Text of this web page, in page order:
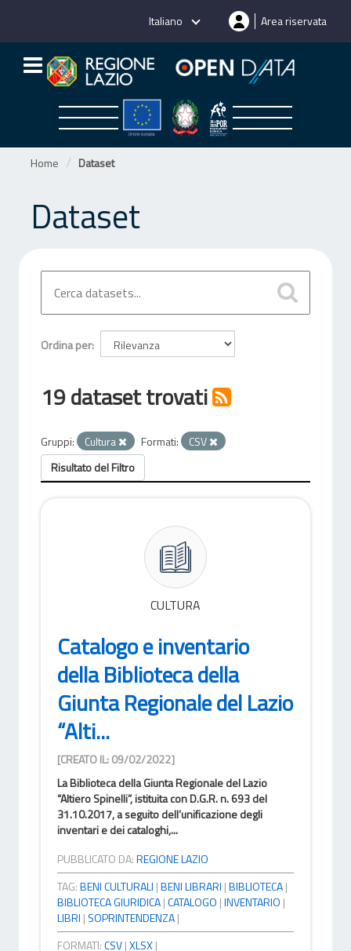
Italiano Area riservata
Home Dataset
Dataset
Ordina per
19 dataset trovati
Gruppi: Cultura Formati:
CSV
Risultato del Filtro
CULTURA
Catalogo e inventario
della Biblioteca della
Giunta Regionale del Lazio
“Alti...
[CREATO IL: 09/02/2022]
La Biblioteca della Giunta Regionale del Lazio
“Altiero Spinelli”, istituita con D.G.R. n. 693 del
31.10.2017, a seguito dell’unificazione degli
inventari e dei cataloghi,...
PUBBLICATO DA:REGIONE LAZIO
TAG:BENI CULTURALI |BENI LIBRARI |BIBLIOTECA|
BIBLIOTECA GIURIDICA|CATALOGO |INVENTARIO |
LIBRI | SOPRINTENDENZA|
FORMATI:CSV|XLSX|